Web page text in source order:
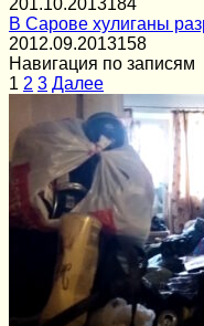
В Сарове хулиганы
2012.09.2013158
Навигация по записям
1 2 3 Далее